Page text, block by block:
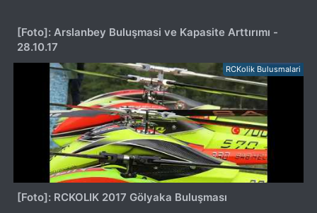
[Foto]: Arslanbey Buluşmasi ve Kapasite Arttırımı -
28.10.17
RCKolik Bulusmalari
[Foto]: RCKOLIK 2017 Gölyaka Buluşması